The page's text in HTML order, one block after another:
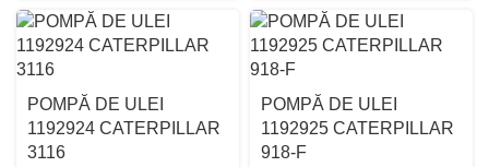
POMPĂ DE ULEI
1192924 CATERPILLAR
3116
POMPĂ DE ULEI
1192925 CATERPILLAR
918-F